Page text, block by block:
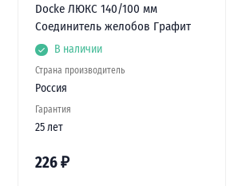
Docke ЛЮКС 140/100 мм
Соединитель желобов Графит
В наличии
Страна производитель
Россия
Гарантия
25 лет
226₽